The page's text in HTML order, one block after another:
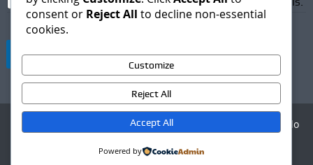
b
e
o
e
Suscribirse
Agencia Digital - Desarrollo
consent or Reject All to decline non-essential
cookies.
Customize
Reject All
Accept All
Powered by